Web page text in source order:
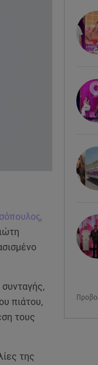
πιάτου,
τους
της